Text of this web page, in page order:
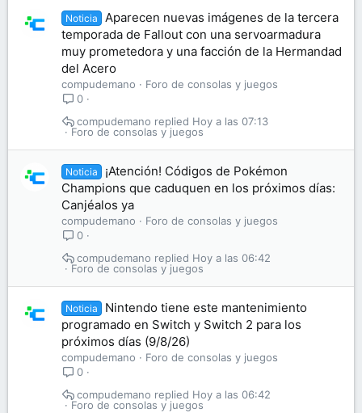
Noticia
Aparecen nuevas imágenes de la tercera
temporada de Fallout con una servoarmadura
muy prometedora y una facción de la Hermandad
del Acero
compudemano
Foro de consolas y juegos
0
Foro de consolas y juegos
Hoy a las 07:13
compudemano
Noticia
¡Atención! Códigos de Pokémon
Champions que caduquen en los próximos días:
Canjéalos ya
compudemano
Foro de consolas y juegos
0
Foro de consolas y juegos
Hoy a las 06:42
compudemano
Noticia
Nintendo tiene este mantenimiento
programado en Switch y Switch 2 para los
próximos días (9/8/26)
compudemano
Foro de consolas y juegos
0
Foro de consolas y juegos
Hoy a las 06:42
compudemano